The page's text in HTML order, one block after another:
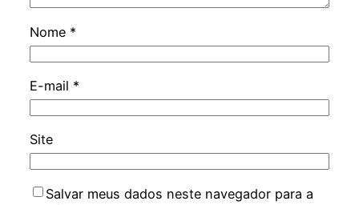
Nome *
E-mail *
Site
Salvar meus dados neste navegador para a